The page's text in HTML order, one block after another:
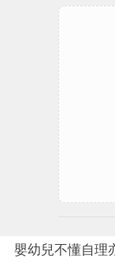
嬰幼兒不懂自理